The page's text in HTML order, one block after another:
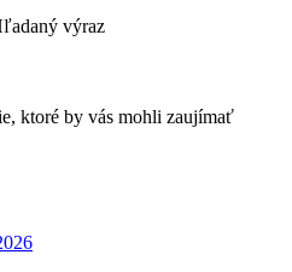
výraz
ktoré by vás mohli zaujímať